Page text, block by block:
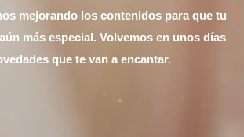
mejorando los contenidos para que tu
más especial. Volvemos en unos días
que te van a encantar.